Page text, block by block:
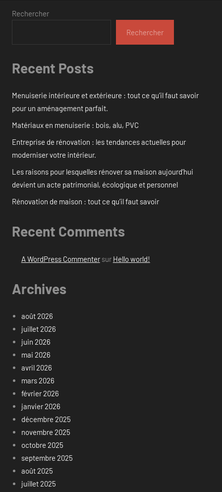
Rechercher
Rechercher
Recent Posts
Menuiserie intérieure et extérieure : tout ce qu’il faut savoir
pour un aménagement parfait.
Matériaux en menuiserie : bois, alu, PVC
Entreprise de rénovation : les tendances actuelles pour
moderniser votre intérieur.
Les raisons pour lesquelles rénover sa maison aujourd’hui
devient un acte patrimonial, écologique et personnel
Rénovation de maison : tout ce qu’il faut savoir
Recent Comments
A WordPress Commentersur Hello world!
Archives
août 2026
juillet 2026
juin 2026
mai 2026
avril 2026
mars 2026
février 2026
janvier 2026
décembre 2025
novembre 2025
octobre 2025
septembre 2025
août 2025
juillet 2025